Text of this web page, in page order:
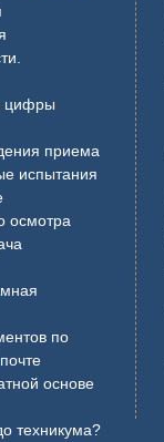
цифры
приема
испытания
осмотра
по
основе
техникума?